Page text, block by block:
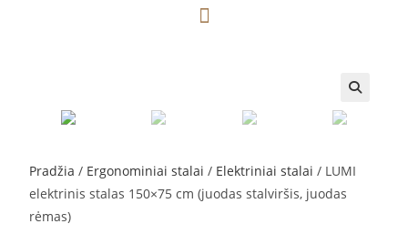
Pradžia / Ergonominiai stalai / Elektriniai stalai / LUMI
elektrinis stalas 150×75 cm (juodas stalviršis, juodas
rėmas)